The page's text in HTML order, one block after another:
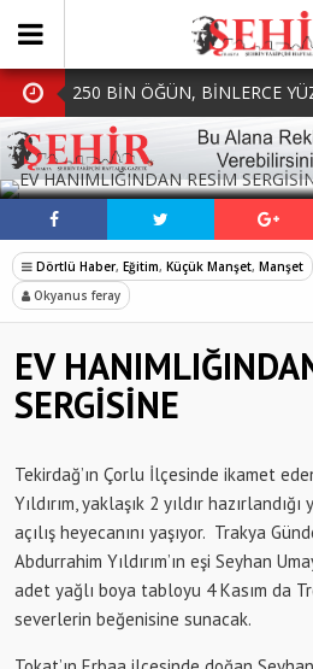
250 BİN ÖĞÜN, BİNLERCE
BAŞKAN MÜGE YILDIZ
BELEDİYECİLİKTE HİÇBİR
BIRAKMIYORUZ!’
MHP Çorlu İlçe Teşkilatında
Mazbatalar Alındı
Dolu Vurdu, Büyükşehir
SOFRALARDA BEREKETİ,
SOSYAL
Dörtlü Haber, Eğitim, Küçük Manşet, Manşet
Okyanus feray
EV
SERGİSİNE
Tekirdağ’ın Çorlu İlçesinde ikamet
Yıldırım, yaklaşık 2 yıldır
açılış heyecanını yaşıyor. Trakya
Abdurrahim Yıldırım’ın eşi Seyhan
adet yağlı boya tabloyu 4 Kasım da
severlerin beğenisine sunacak.